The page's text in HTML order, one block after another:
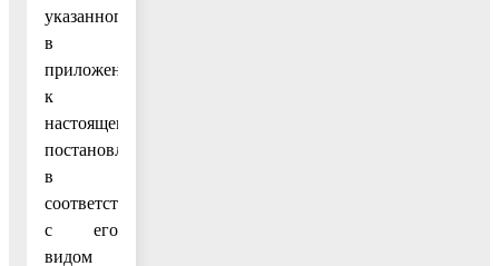
указанного
в
приложении
к
настоящему
постановлению,
в
соответствии
с его
видом